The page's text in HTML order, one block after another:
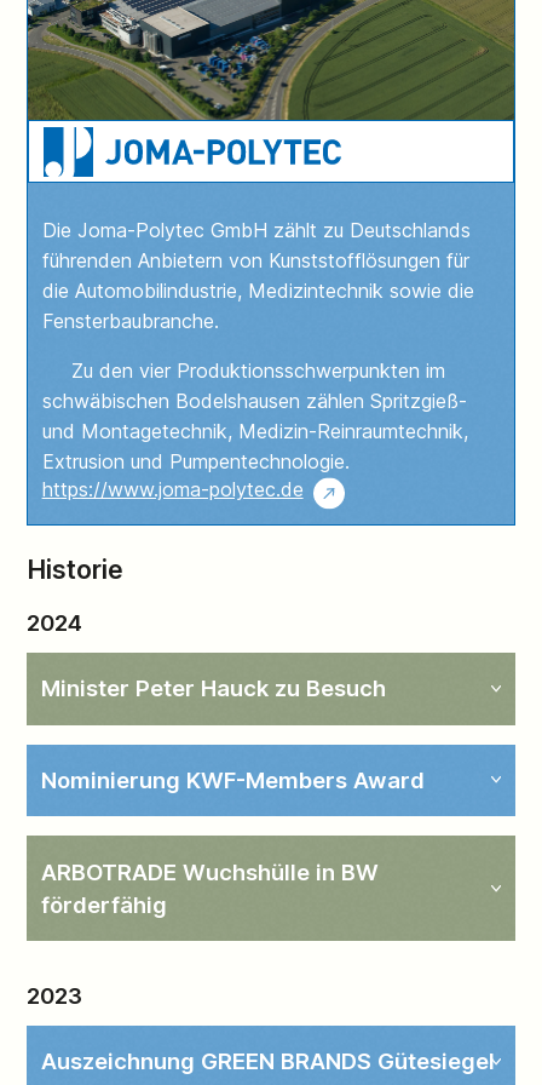
Joma-Polytec
Die Joma-Polytec GmbH zählt zu Deutschlands
führenden Anbietern von Kunststofflösungen für
die Automobilindustrie, Medizintechnik sowie die
Fensterbaubranche.
Zu den vier Produktionsschwerpunkten im
schwäbischen Bodelshausen zählen Spritzgieß-
und Montagetechnik, Medizin-Reinraumtechnik,
Extrusion und Pumpentechnologie.
https://www.joma-polytec.de
Historie
2024
Minister Peter Hauck zu Besuch
Nominierung KWF-Members Award
ARBOTRADE Wuchshülle in BW
förderfähig
2023
Auszeichnung GREEN BRANDS Gütesiegel